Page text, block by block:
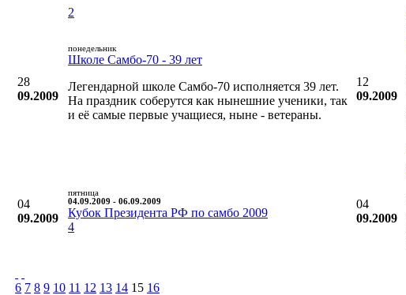
2
28
09.2009
понедельник
Школе Самбо-70 - 39 лет
Легендарной школе Самбо-70 исполняется 39 лет.
На праздник соберутся как нынешние ученики, так
и её самые первые учащиеся, ныне - ветераны.
12
09.2009
04
09.2009
пятница
04.09.2009 - 06.09.2009
Кубок Президента РФ по самбо 2009
4
04
09.2009
6 7 8 9 10 11 12 13 14 15 16